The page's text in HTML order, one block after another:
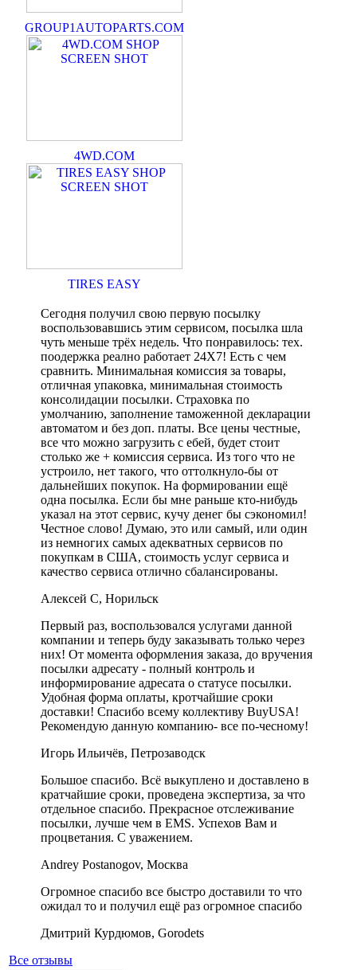
GROUP1AUTOPARTS.COM
4WD.COM
TIRES EASY
Сегодня получил свою первую посылку
воспользовавшись этим сервисом, посылка шла
чуть меньше трёх недель. Что понравилось: тех.
поодержка реално работает 24Х7! Есть с чем
сравнить. Минимальная комиссия за товары,
отличная упаковка, минимальная стоимость
консолидации посылки. Страховка по
умолчанию, заполнение таможенной декларации
автоматом и без доп. платы. Все цены честные,
все что можно загрузить с ебей, будет стоит
столько же + комиссия сервиса. Из того что не
устроило, нет такого, что оттолкнуло-бы от
дальнейших покупок. На формировании ещё
одна посылка. Если бы мне раньше кто-нибудь
указал на этот сервис, кучу денег бы сэкономил!
Честное слово! Думаю, это или самый, или один
из немногих самых адекватных сервисов по
покупкам в США, стоимость услуг сервиса и
качество сервиса отлично сбалансированы.
Алексей С, Норильск
Первый раз, воспользовался услугами данной
компании и теперь буду заказывать только через
них! От момента оформления заказа, до вручения
посылки адресату - полный контроль и
информирование адресата о статусе посылки.
Удобная форма оплаты, кротчайшие сроки
доставки! Спасибо всему коллективу BuyUSA!
Рекомендую данную компанию- все по-чесному!
Игорь Ильичёв, Петрозаводск
Большое спасибо. Всё выкуплено и доставлено в
кратчайшие сроки, проведена экспертиза, за что
отдельное спасибо. Прекрасное отслеживание
посылки, лучше чем в EMS. Успехов Вам и
процветания. С уважением.
Andrey Postanogov, Москва
Огромное спасибо все быстро доставили то что
ожидал то и получил ещё раз огромное спасибо
Дмитрий Курдюмов, Gorodets
Все отзывы